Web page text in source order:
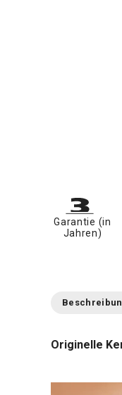
Garantie (in
Jahren)
Originelle